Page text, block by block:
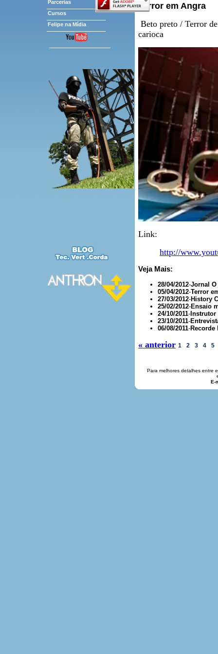
Parcerias
Cursos
Felipe na Mídia
Terror em Angra
Beto preto / Terror
carioca
Link:
http://
Veja Mais:
28/04/2012-Jornal O
05/04/2012-Terror
27/03/2012-History
25/02/2012-Ensaio
24/10/2011-
23/10/2011-
06/08/2011-Recorde
« anterior 1 2 3 4 5
Para melhores detalhes entre
E-